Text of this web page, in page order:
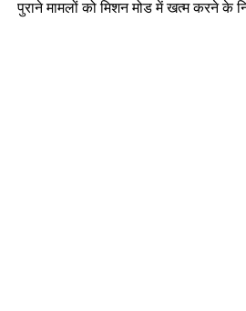
पुराने मामलों को मिशन मोड में खत्म करने के